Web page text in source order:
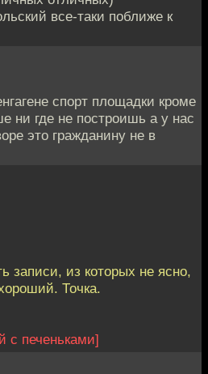
все-таки поближе к
спорт площадки кроме
ни где не построишь а у нас
это гражданину не в
записи, из которых не ясно,
Точка.
с печеньками]